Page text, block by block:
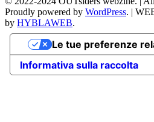
Proudly powered by WordPress. |
by HYBLAWEB.
Informativa sulla raccolta
Le tue preferenze